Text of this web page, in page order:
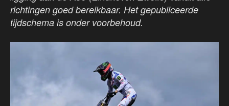
richtingen goed bereikbaar. Het gepubliceerde
tijdschema is onder voorbehoud.